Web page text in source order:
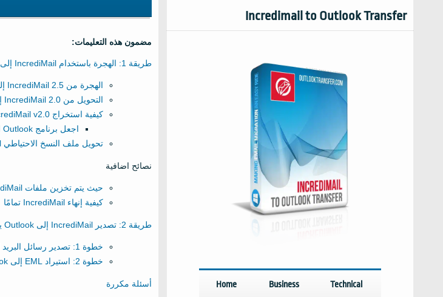
مضمون هذه التعليمات:
طريقة 1: الهجرة باستخدام IncrediMail إلى Outlook Transfer Tool
الهجرة من IncrediMail 2.5 إلى ملف PST أو Microsoft Outlook
التحويل من IncrediMail 2.0 إلى ملف Outlook PST
كيفية استخراج v2.0
اجعل برنامج Outlook افتراضيًا لفتح ملفات EML
تحويل ملف النسخ الاحتياطي IncrediMail إلى Outlook
نصائح اضافية
حيث يتم تخزين ملفات IncrediMail
كيفية إنهاء IncrediMail تمامًا
طريقة 2: تصدير IncrediMail إلى Outlook يدويًا
خطوة 1: تصدير رسائل البريد الإلكتروني من IncrediMail إلى تنسيق EML
خطوة 2: استيراد EML إلى Outlook
أسئلة مكررة
Incredimail to Outlook Transfer
Home Business Technical